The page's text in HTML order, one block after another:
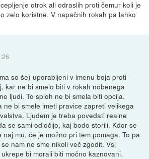
otrok ali odraslih proti čemur koli je
zelo koristne. V napačnih rokah pa lahko
so še) uporabljeni v imenu boja proti
kar ne bi smelo biti v rokah nobenega
ljudi. To sploh ne bi smela biti opcija.
ne bi smele imeti pravice zapreti velikega
Ljudem je treba povedati realne
se sami odločijo, kaj bodo storili. Kdor se
mu, če je možno pri tem pomaga. To pa
nam ne sme nikoli več zgodit. Vsi
bi morali biti močno kaznovani.